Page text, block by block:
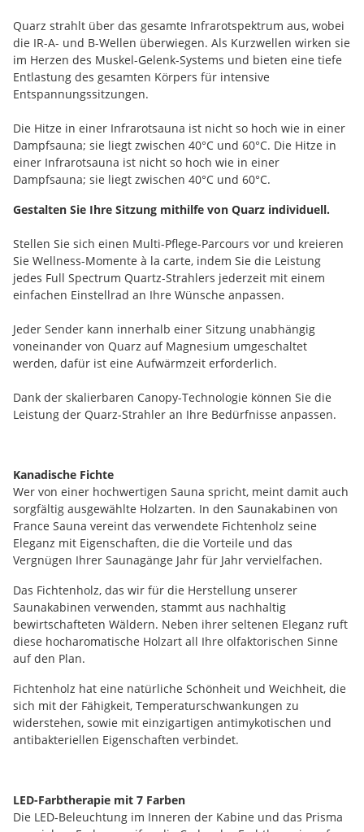
Quarz strahlt über das gesamte Infrarotspektrum aus, wobei
die IR-A- und B-Wellen überwiegen. Als Kurzwellen wirken sie
im Herzen des Muskel-Gelenk-Systems und bieten eine tiefe
Entlastung des gesamten Körpers für intensive
Entspannungssitzungen.
Die Hitze in einer Infrarotsauna ist nicht so hoch wie in einer
Dampfsauna; sie liegt zwischen 40°C und 60°C. Die Hitze in
einer Infrarotsauna ist nicht so hoch wie in einer
Dampfsauna; sie liegt zwischen 40°C und 60°C.
Gestalten Sie Ihre Sitzung mithilfe von Quarz individuell.
Stellen Sie sich einen Multi-Pflege-Parcours vor und kreieren
Sie Wellness-Momente à la carte, indem Sie die Leistung
jedes Full Spectrum Quartz-Strahlers jederzeit mit einem
einfachen Einstellrad an Ihre Wünsche anpassen.
Jeder Sender kann innerhalb einer Sitzung unabhängig
voneinander von Quarz auf Magnesium umgeschaltet
werden, dafür ist eine Aufwärmzeit erforderlich.
Dank der skalierbaren Canopy-Technologie können Sie die
Leistung der Quarz-Strahler an Ihre Bedürfnisse anpassen.
Kanadische Fichte
Wer von einer hochwertigen Sauna spricht, meint damit auch
sorgfältig ausgewählte Holzarten. In den Saunakabinen von
France Sauna vereint das verwendete Fichtenholz seine
Eleganz mit Eigenschaften, die die Vorteile und das
Vergnügen Ihrer Saunagänge Jahr für Jahr vervielfachen.
Das Fichtenholz, das wir für die Herstellung unserer
Saunakabinen verwenden, stammt aus nachhaltig
bewirtschafteten Wäldern. Neben ihrer seltenen Eleganz ruft
diese hocharomatische Holzart all Ihre olfaktorischen Sinne
auf den Plan.
Fichtenholz hat eine natürliche Schönheit und Weichheit, die
sich mit der Fähigkeit, Temperaturschwankungen zu
widerstehen, sowie mit einzigartigen antimykotischen und
antibakteriellen Eigenschaften verbindet.
LED-Farbtherapie mit 7 Farben
Die LED-Beleuchtung im Inneren der Kabine und das Prisma